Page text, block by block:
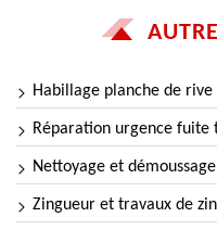
Habillage planche de
Réparation urgence
Nettoyage et
Zingueur et travaux de